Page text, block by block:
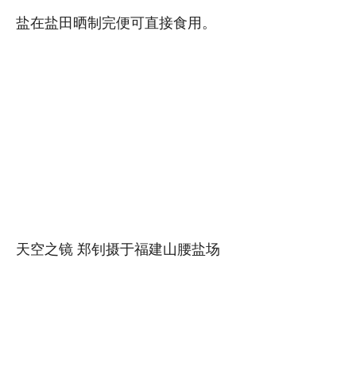
盐在盐田晒制完便可直接食用。
天空之镜 郑钊摄于福建山腰盐场